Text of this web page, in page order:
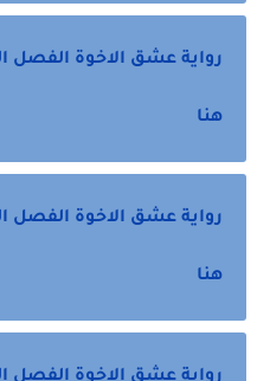
رواية عشق الاخوة
هنا
رواية عشق الاخوة
هنا